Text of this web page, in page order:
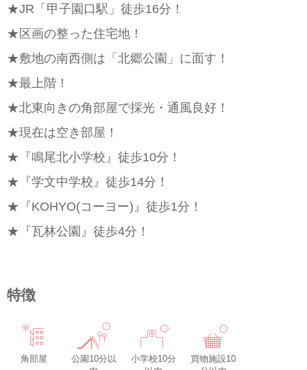
★JR「甲子園口駅」徒歩16分！
★区画の整った住宅地！
★敷地の南西側は「北郷公園」に面す！
★最上階！
★北東向きの角部屋で採光・通風良好！
★現在は空き部屋！
★『鳴尾北小学校』徒歩10分！
★『学文中学校』徒歩14分！
★『KOHYO(コーヨー)』徒歩1分！
★『瓦林公園』徒歩4分！
特徴
角部屋
公園10分以
小学校10分
買物施設10